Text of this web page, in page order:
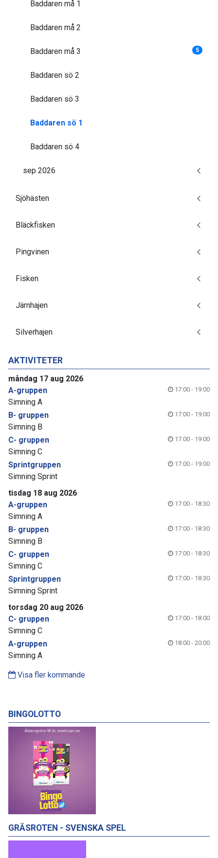
Baddaren må 1
Baddaren må 2
Baddaren må 3 5
Baddaren sö 2
Baddaren sö 3
Baddaren sö 1
Baddaren sö 4
sep 2026
Sjöhästen
Bläckfisken
Pingvinen
Fisken
Järnhajen
Silverhajen
AKTIVITETER
måndag 17 aug 2026
A-gruppen
17:00 - 19:00
Simning A
B- gruppen
17:00 - 19:00
Simning B
C- gruppen
17:00 - 19:00
Simning C
Sprintgruppen
17:00 - 19:00
Simning Sprint
tisdag 18 aug 2026
A-gruppen
17:00 - 18:30
Simning A
B- gruppen
17:00 - 18:30
Simning B
C- gruppen
17:00 - 18:30
Simning C
Sprintgruppen
17:00 - 18:30
Simning Sprint
torsdag 20 aug 2026
C- gruppen
17:00 - 18:00
Simning C
A-gruppen
18:00 - 20:00
Simning A
Visa fler kommande
BINGOLOTTO
GRÄSROTEN - SVENSKA SPEL